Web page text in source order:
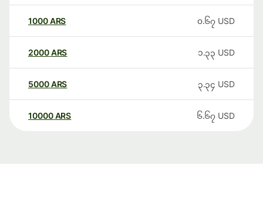
1000ARS ၀.၆၇ USD
2000ARS ၁.၃၃ USD
5000ARS ၃.၃၄ USD
10000 ARS ၆.၆၇ USD